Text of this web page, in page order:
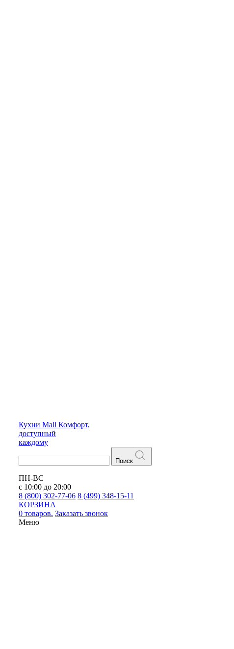
Кухни Mall Комфорт,
доступный
каждому
Поиск
ПН-ВС
с 10:00 до 20:00
8 (800) 302-77-06 8 (499) 348-15-11
КОРЗИНА
0 товаров. Заказать звонок
Меню